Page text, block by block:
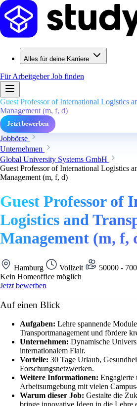
Alles für deine Karriere
Für ArbeitgeberJob finden
Guest Professor of International Logistics
Management (m, f, d)
Jetzt bewerben
Jobbörse
Unternehmen
Global University Systems GmbH
Guest Professor of International Logistics
Management (m, f, d)
Guest Professor of
Logistics and
Management (m, f,
Hamburg Vollzeit
50000 -
Kein Homeoffice möglich
Jetzt bewerben
Auf einen Blick
Aufgaben: Lehre spannende
Transportmanagement und fördere
Unternehmen: Dynamische
internationalem Flair.
Vorteile: 30 Tage Urlaub,
Forschungsnetzwerken.
Weitere Informationen: Engagierte
Arbeitsumgebung mit vielen
Warum dieser Job: Gestalte die